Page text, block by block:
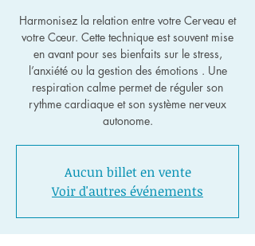
Harmonisez la relation entre votre Cerveau et
votre Cœur. Cette technique est souvent mise
en avant pour ses bienfaits sur le stress,
l’anxiété ou la gestion des émotions . Une
respiration calme permet de réguler son
rythme cardiaque et son système nerveux
autonome.
Aucun billet en vente
Voir d'autres événements